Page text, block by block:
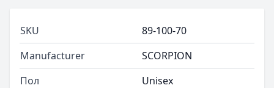
SKU
89-100-70
Manufacturer
SCORPION
Пол
Unisex